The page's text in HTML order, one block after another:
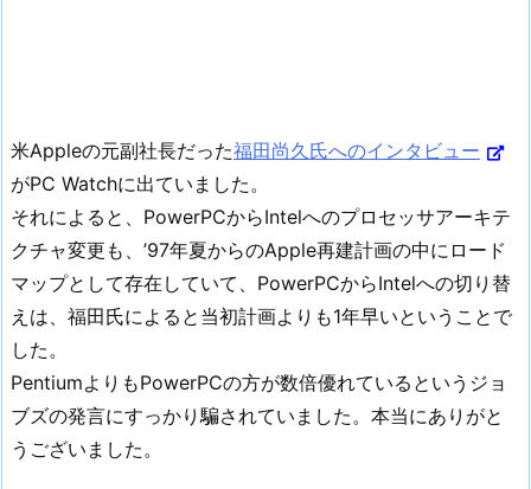
米Appleの元副社長だった福田尚久氏へのインタビュー
がPC Watchに出ていました。
それによると、PowerPCからIntelへのプロセッサアーキテ
クチャ変更も、’97年夏からのApple再建計画の中にロード
マップとして存在していて、PowerPCからIntelへの切り替
えは、福田氏によると当初計画よりも1年早いということで
した。
PentiumよりもPowerPCの方が数倍優れているというジョ
ブズの発言にすっかり騙されていました。本当にありがと
うございました。